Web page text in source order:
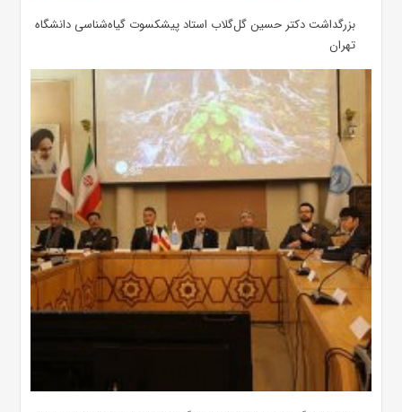
بزرگداشت دکتر حسین گل‌گلاب استاد پیشکسوت گیاه‌شناسی دانشگاه
تهران